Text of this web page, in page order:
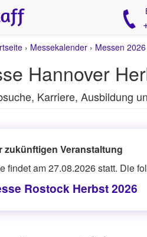
› Messekalender › Messen 2026
Hannover
Karriere, Ausbildung
zukünftigen Veranstaltung
findet am 27.08.2026 statt. Die
Rostock Herbst 2026